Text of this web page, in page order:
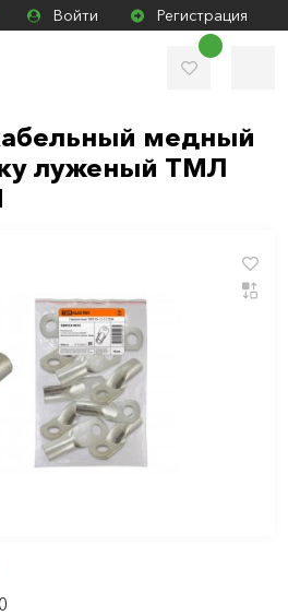
Войти Регистрация
медный
луженый ТМЛ